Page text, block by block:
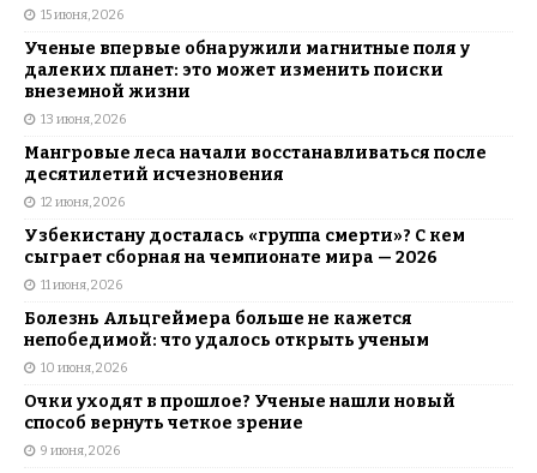
15 июня, 2026
Ученые впервые обнаружили магнитные поля у
далеких планет: это может изменить поиски
внеземной жизни
13 июня, 2026
Мангровые леса начали восстанавливаться после
десятилетий исчезновения
12 июня, 2026
Узбекистану досталась «группа смерти»? С кем
сыграет сборная на чемпионате мира — 2026
11 июня, 2026
Болезнь Альцгеймера больше не кажется
непобедимой: что удалось открыть ученым
10 июня, 2026
Очки уходят в прошлое? Ученые нашли новый
способ вернуть четкое зрение
9 июня, 2026